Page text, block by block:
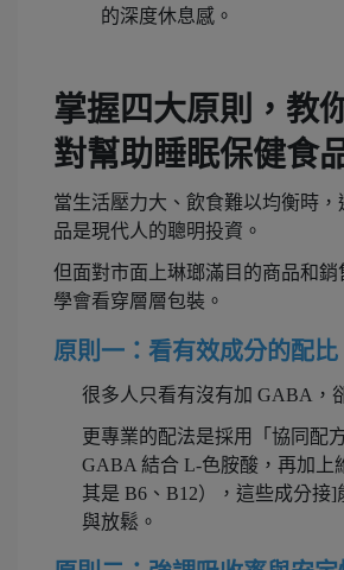
的深度休息感。
掌握四大原則，教
對幫助睡眠保健食
當生活壓力大、飲食難以均衡時
品是現代人的聰明投資。
但面對市面上琳瑯滿目的商品和銷
學會看穿層層包裝。
原則一：看有效成分的配比
很多人只看有沒有加 GABA，
更專業的配法是採用「協同配
GABA 結合 L-色胺酸，再加上
其是 B6、B12），這些成分接
與放鬆。